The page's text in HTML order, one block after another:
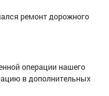
ремонт дорожного
операции нашего
в дополнительных